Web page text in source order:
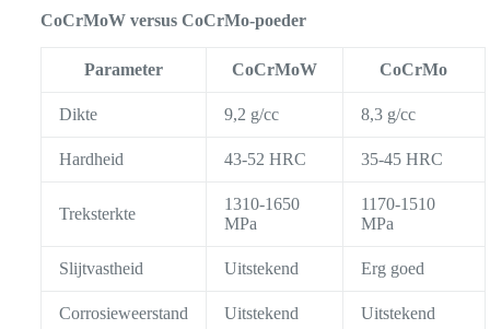
CoCrMoW versus CoCrMo-poeder
Parameter CoCrMoW CoCrMo
Dikte 9,2 g/cc 8,3 g/cc
Hardheid 43-52 HRC 35-45 HRC
Treksterkte
1310-1650
MPa
1170-1510
MPa
Slijtvastheid Uitstekend Erg goed
Corrosieweerstand Uitstekend Uitstekend